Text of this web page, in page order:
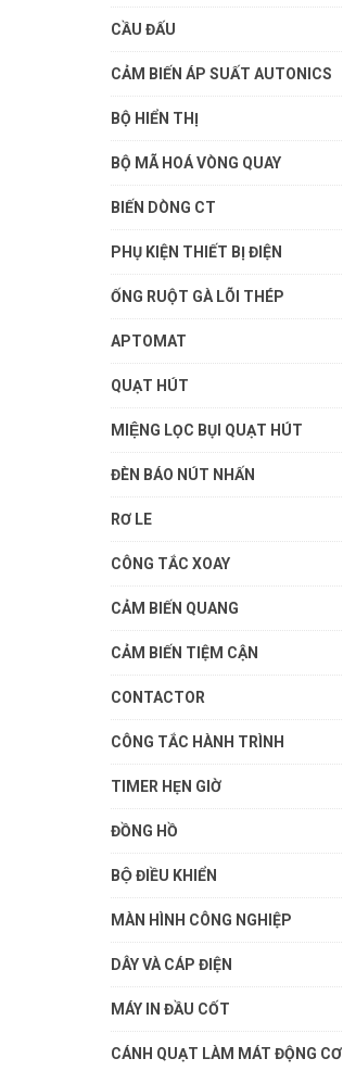
CẦU ĐẤU
CẢM BIẾN ÁP SUẤT AUTONICS
BỘ HIỂN THỊ
BỘ MÃ HOÁ VÒNG QUAY
BIẾN DÒNG CT
PHỤ KIỆN THIẾT BỊ ĐIỆN
ỐNG RUỘT GÀ LÕI THÉP
APTOMAT
QUẠT HÚT
MIỆNG LỌC BỤI QUẠT HÚT
ĐÈN BÁO NÚT NHẤN
RƠ LE
CÔNG TẮC XOAY
CẢM BIẾN QUANG
CẢM BIẾN TIỆM CẬN
CONTACTOR
CÔNG TẮC HÀNH TRÌNH
TIMER HẸN GIỜ
ĐỒNG HỒ
BỘ ĐIỀU KHIỂN
MÀN HÌNH CÔNG NGHIỆP
DÂY VÀ CÁP ĐIỆN
MÁY IN ĐẦU CỐT
CÁNH QUẠT LÀM MÁT ĐỘNG CƠ